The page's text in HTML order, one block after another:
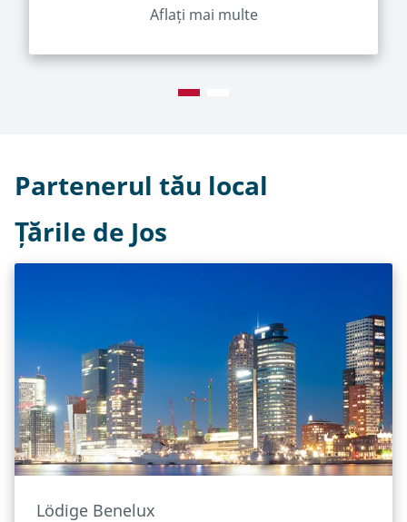
Aflați mai multe
Partenerul tău local
Țările de Jos
Lödige Benelux